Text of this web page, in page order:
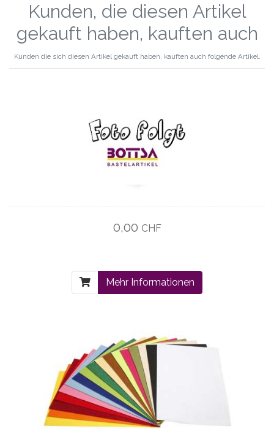
Kunden, die diesen Artikel
gekauft haben, kauften auch
Kunden die sich diesen Artikel gekauft haben, kauften auch folgende Artikel.
0,00 CHF
Mehr Informationen